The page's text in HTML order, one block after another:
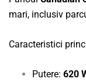
mari, inclusiv
Caracteristici
Putere: 620